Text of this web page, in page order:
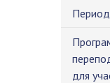
для